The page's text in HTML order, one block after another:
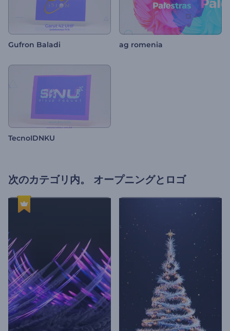
Gufron Baladi ag romenia
TecnoIDNKU
次のカテゴリ内。 オープニングとロゴ